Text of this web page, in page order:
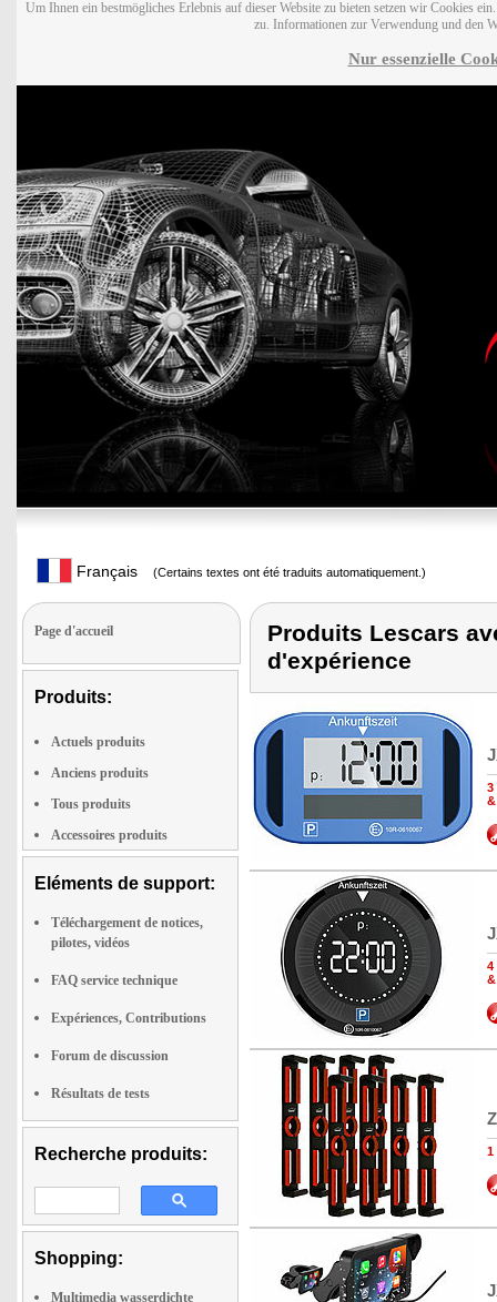
Um Ihnen ein bestmögliches Erlebnis auf dieser Website zu bieten setzen wir Cookies
zu. Informationen zur Verwendung und den
Nur essenzielle
Français (Certains textes ont été traduits automatiquement.)
Page d'accueil
Produits:
Actuels produits
Anciens produits
Tous produits
Accessoires produits
Eléments de support:
Téléchargement de notices,
pilotes, vidéos
FAQ service technique
Expériences, Contributions
Forum de discussion
Résultats de tests
Recherche produits:
Shopping:
Multimedia wasserdichte
Produits Lescars
d'expérience
3
4
1